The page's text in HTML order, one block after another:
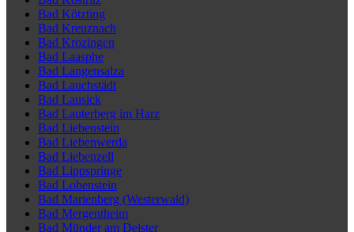
Bad Kötzting
Bad Kreuznach
Bad Krozingen
Bad Laasphe
Bad Langensalza
Bad Lauchstädt
Bad Lausick
Bad Lauterberg im Harz
Bad Liebenstein
Bad Liebenwerda
Bad Liebenzell
Bad Lippspringe
Bad Lobenstein
Bad Marienberg (Westerwald)
Bad Mergentheim
Bad Münder am Deister